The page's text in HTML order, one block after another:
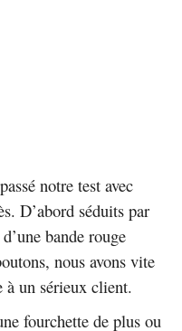
notre test avec
D’abord séduits par
bande rouge
nous avons vite
à un sérieux client.
fourchette de plus ou